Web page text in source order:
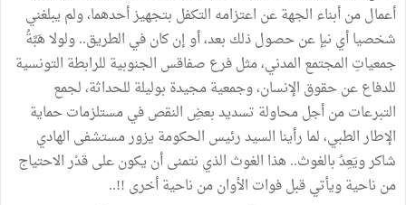
أعمال من أبناء الجهة عن اعتزامه التكفل بتجهيز أحدهما، ولم يبلغني
شخصيا أي نبإ عن حصول ذلك بعد، أو إن كان في الطريق.. ولولا هَبَّةُ
جمعياتِ المجتمع المدني، مثل فرع صفاقس الجنوبية للرابطة التونسية
للدفاع عن حقوق الإنسان، وجمعية مجيدة بوليلة للحداثة، لجمع
التبرعات من أجل محاولة تسديد بعضِ النقص في مستلزمات حماية
الإطار الطبي، لما رأينا السيد رئيس الحكومة يزور مستشفى الهادي
شاكر ويَعِدُ بالغوث.. هذا الغوث الذي نتمنى أن يكون على قدْر الاحتياج
من ناحية ويأتي قبل فوات الأوان من ناحية أخرى !!..